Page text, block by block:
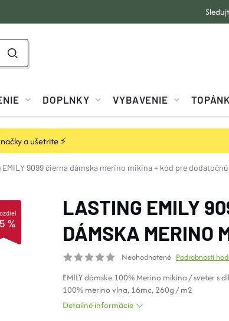
a ušetrite ⚡
DOPLNKY VYBAVENIE
9099 čierna dámska merino mikina+ kód pre dodatočnú
%
LASTING EMILY
DÁMSKA MERINO
Neohodnotené Podrobnosti
EMILY dámske 100% Merino mikina / sveter s
100% merino vlna, 16mc, 260g / m2
Detailné informácie